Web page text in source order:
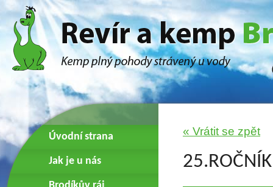
Úvodní strana
Jak je u nás
« Vrátit se zpět